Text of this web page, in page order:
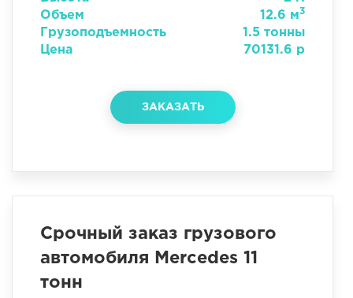
Объем
12.6 м3
Грузоподъемность
1.5 тонны
Цена
70131.6 р
ЗАКАЗАТЬ
Срочный заказ грузового
автомобиля Mercedes 11
тонн